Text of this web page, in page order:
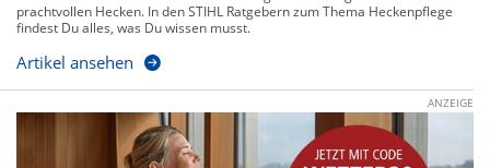
prachtvollen Hecken. In den STIHL Ratgebern zum Thema Heckenpflege
findest Du alles, was Du wissen musst.
Artikel ansehen
ANZEIGE